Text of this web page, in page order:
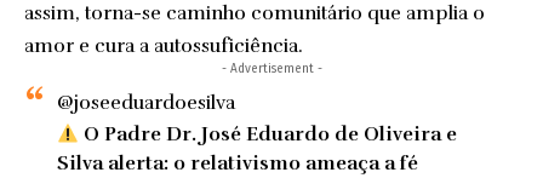
assim, torna-se caminho comunitário que amplia o
amor e cura a autossuficiência.
- Advertisement -
@joseeduardoesilva
O Padre Dr. José Eduardo de Oliveira e
Silva alerta: o relativismo ameaça a fé